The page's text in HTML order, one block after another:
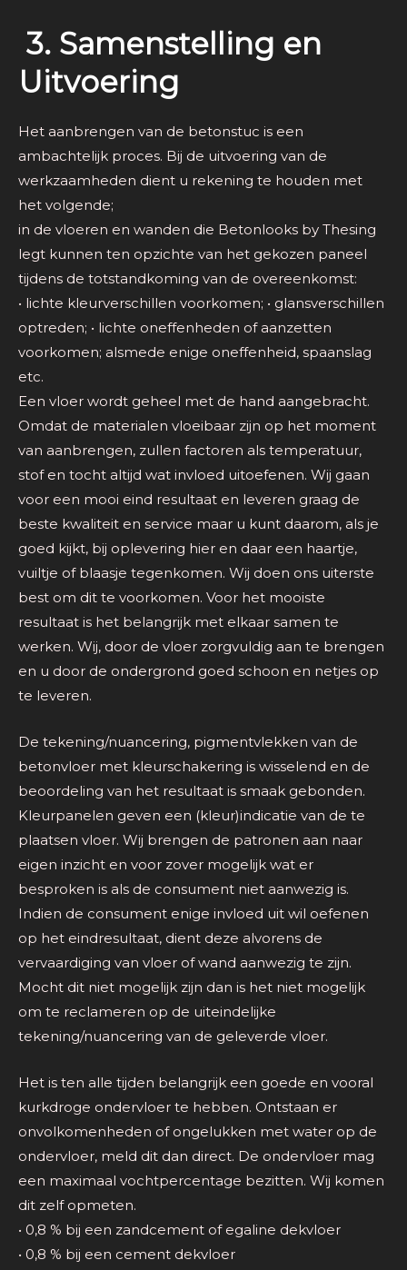
3. Samenstelling en
Uitvoering
Het aanbrengen van de betonstuc is een
ambachtelijk proces. Bij de uitvoering van de
werkzaamheden dient u rekening te houden met
het volgende;
in de vloeren en wanden die Betonlooks by Thesing
legt kunnen ten opzichte van het gekozen paneel
tijdens de totstandkoming van de overeenkomst:
• lichte kleurverschillen voorkomen; • glansverschillen
optreden; • lichte oneffenheden of aanzetten
voorkomen; alsmede enige oneffenheid, spaanslag
etc.
Een vloer wordt geheel met de hand aangebracht.
Omdat de materialen vloeibaar zijn op het moment
van aanbrengen, zullen factoren als temperatuur,
stof en tocht altijd wat invloed uitoefenen. Wij gaan
voor een mooi eind resultaat en leveren graag de
beste kwaliteit en service maar u kunt daarom, als je
goed kijkt, bij oplevering hier en daar een haartje,
vuiltje of blaasje tegenkomen. Wij doen ons uiterste
best om dit te voorkomen. Voor het mooiste
resultaat is het belangrijk met elkaar samen te
werken. Wij, door de vloer zorgvuldig aan te brengen
en u door de ondergrond goed schoon en netjes op
te leveren.
De tekening/nuancering, pigmentvlekken van de
betonvloer met kleurschakering is wisselend en de
beoordeling van het resultaat is smaak gebonden.
Kleurpanelen geven een (kleur)indicatie van de te
plaatsen vloer. Wij brengen de patronen aan naar
eigen inzicht en voor zover mogelijk wat er
besproken is als de consument niet aanwezig is.
Indien de consument enige invloed uit wil oefenen
op het eindresultaat, dient deze alvorens de
vervaardiging van vloer of wand aanwezig te zijn.
Mocht dit niet mogelijk zijn dan is het niet mogelijk
om te reclameren op de uiteindelijke
tekening/nuancering van de geleverde vloer.
Het is ten alle tijden belangrijk een goede en vooral
kurkdroge ondervloer te hebben. Ontstaan er
onvolkomenheden of ongelukken met water op de
ondervloer, meld dit dan direct. De ondervloer mag
een maximaal vochtpercentage bezitten. Wij komen
dit zelf opmeten.
• 0,8 % bij een zandcement of egaline dekvloer
• 0,8 % bij een cement dekvloer